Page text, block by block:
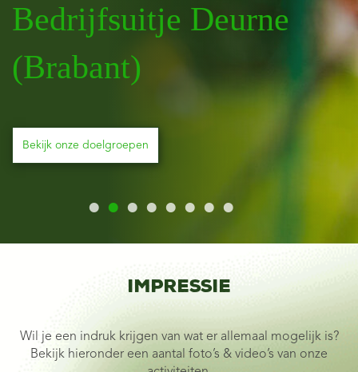
Bedrijfsuitje Deurne
(Brabant)
Bekijk onze doelgroepen
Impressie
Wil je een indruk krijgen van wat er allemaal mogelijk is?
Bekijk hieronder een aantal foto’s & video’s van onze